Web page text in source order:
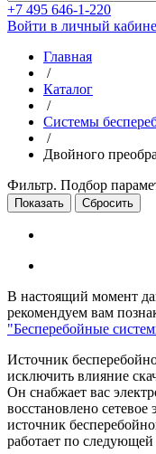
+7 495 646-1-220
Войти в личный
Главная
/
Каталог
/
Системы
/
Двойного
Фильтр. Подбор
В настоящий момент
рекомендуем вам
"Бесперебойные
Источник
исключить влияние
Он снабжает вас
восстановлено
источник
работает по